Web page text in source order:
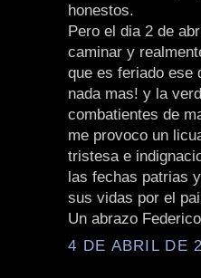
honestos.
Pero el dia 2 de
caminar y
que es feriado ese
nada mas! y la
combatientes de
me provoco un
tristesa e
las fechas patrias
sus vidas por el
Un abrazo
4 DE ABRIL DE